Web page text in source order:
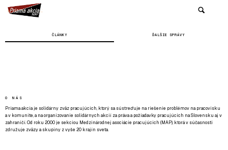
ČLÁNKY ĎALŠIE SPRÁVY
O NÁS
Priama akcia je solidárny zväz pracujúcich, ktorý sa sústreďuje na riešenie problémov na pracovisku
a v komunite, a na organizovanie solidárnych akcií za práva a požiadavky pracujúcich na Slovensku aj v
zahraničí. Od roku 2000 je sekciou Medzinárodnej asociácie pracujúcich (MAP), ktorá v súčasnosti
združuje zväzy a skupiny z vyše 20 krajín sveta.